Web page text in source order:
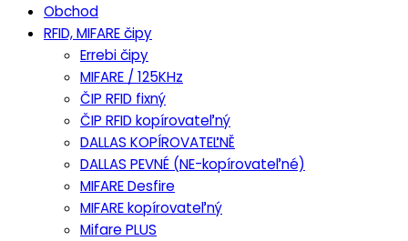
Obchod
RFID, MIFARE čipy
Errebi čipy
MIFARE / 125KHz
ČIP RFID fixný
ČIP RFID kopírovateľný
DALLAS KOPÍROVATEĽNĚ
DALLAS PEVNÉ (NE-kopírovateľné)
MIFARE Desfire
MIFARE kopírovateľný
Mifare PLUS